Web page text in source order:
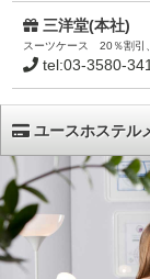
三洋堂(本社)
スーツケース 20％割引
tel:03-3580-
ユースホステル